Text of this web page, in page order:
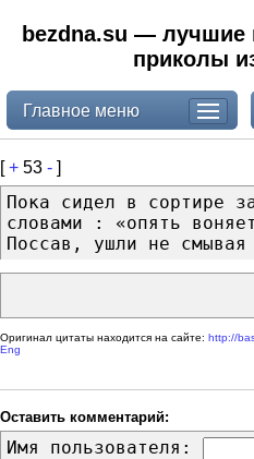
bezdna.su — лучшие
приколы
Главное меню
[+ 53 - ]
Пока сидел в сортире
словами : «опять
Поссав, ушли не смывая
Оригинал цитаты находится на сайте: http://
Eng
Оставить комментарий:
Имя пользователя: